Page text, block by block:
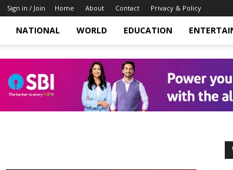
Sign in / Join Home About Contact Privacy & Policy
NATIONAL WORLD EDUCATION